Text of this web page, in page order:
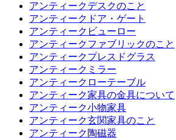
アンティークデスクのこと
アンティークドア・ゲート
アンティークビューロー
アンティークファブリックのこと
アンティークプレスドグラス
アンティークミラー
アンティークローテーブル
アンティーク家具の金具について
アンティーク小物家具
アンティーク玄関家具のこと
アンティーク陶磁器